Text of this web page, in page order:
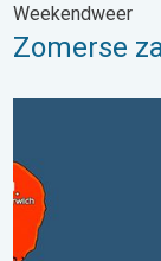
Weekendweer
Zomerse
Zaterdag